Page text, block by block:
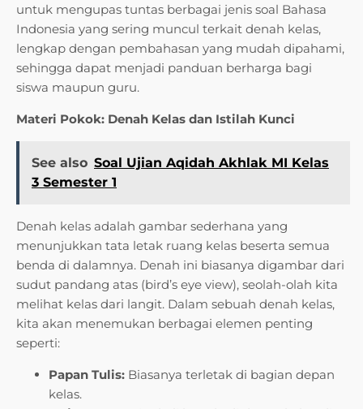
untuk mengupas tuntas berbagai jenis soal Bahasa
Indonesia yang sering muncul terkait denah kelas,
lengkap dengan pembahasan yang mudah dipahami,
sehingga dapat menjadi panduan berharga bagi
siswa maupun guru.
Materi Pokok: Denah Kelas dan Istilah Kunci
See also Soal Ujian Aqidah Akhlak MI Kelas
3 Semester 1
Denah kelas adalah gambar sederhana yang
menunjukkan tata letak ruang kelas beserta semua
benda di dalamnya. Denah ini biasanya digambar dari
sudut pandang atas (bird’s eye view), seolah-olah kita
melihat kelas dari langit. Dalam sebuah denah kelas,
kita akan menemukan berbagai elemen penting
seperti:
Papan Tulis: Biasanya terletak di bagian depan
kelas.